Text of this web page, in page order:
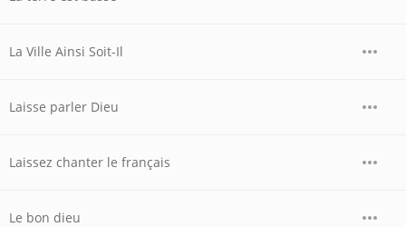
La Ville Ainsi Soit-Il
Laisse parler Dieu
Laissez chanter le français
Le bon dieu